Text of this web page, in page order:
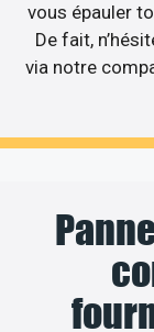
vous épauler
De fait,
via notre